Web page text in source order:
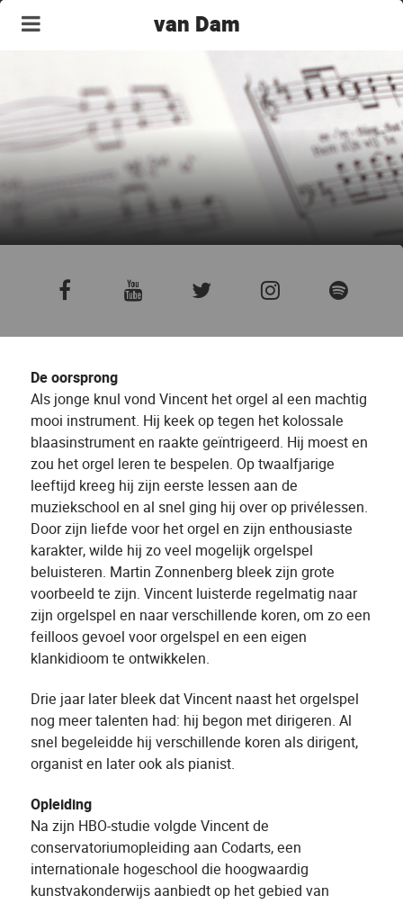
van Dam
De oorsprong
Als jonge knul vond Vincent het orgel al een machtig
mooi instrument. Hij keek op tegen het kolossale
blaasinstrument en raakte geïntrigeerd. Hij moest en
zou het orgel leren te bespelen. Op twaalfjarige
leeftijd kreeg hij zijn eerste lessen aan de
muziekschool en al snel ging hij over op privélessen.
Door zijn liefde voor het orgel en zijn enthousiaste
karakter, wilde hij zo veel mogelijk orgelspel
beluisteren. Martin Zonnenberg bleek zijn grote
voorbeeld te zijn. Vincent luisterde regelmatig naar
zijn orgelspel en naar verschillende koren, om zo een
feilloos gevoel voor orgelspel en een eigen
klankidioom te ontwikkelen.
Drie jaar later bleek dat Vincent naast het orgelspel
nog meer talenten had: hij begon met dirigeren. Al
snel begeleidde hij verschillende koren als dirigent,
organist en later ook als pianist.
Opleiding
Na zijn HBO-studie volgde Vincent de
conservatoriumopleiding aan Codarts, een
internationale hogeschool die hoogwaardig
kunstvakonderwijs aanbiedt op het gebied van